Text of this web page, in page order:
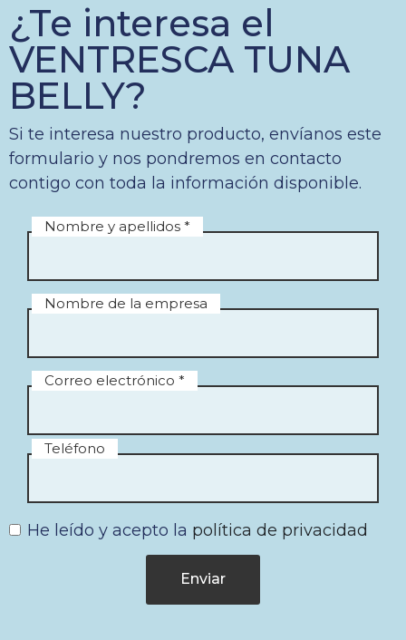
¿Te interesa el
VENTRESCA TUNA
BELLY?
Si te interesa nuestro producto, envíanos este
formulario y nos pondremos en contacto
contigo con toda la información disponible.
Nombre y apellidos *
Nombre de la empresa
Correo electrónico *
Teléfono
He leído y acepto la política de privacidad